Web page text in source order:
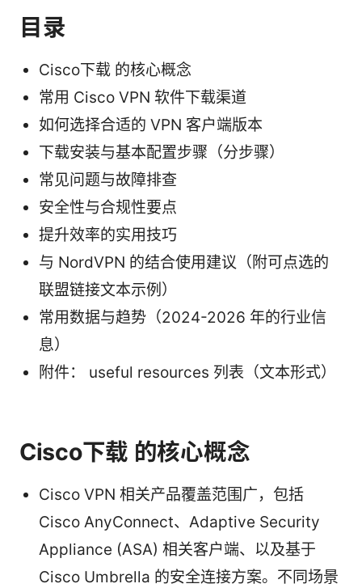
目录
Cisco下载 的核心概念
常用 Cisco VPN 软件下载渠道
如何选择合适的 VPN 客户端版本
下载安装与基本配置步骤（分步骤）
常见问题与故障排查
安全性与合规性要点
提升效率的实用技巧
与 NordVPN 的结合使用建议（附可点选的
联盟链接文本示例）
常用数据与趋势（2024-2026 年的行业信
息）
附件： useful resources 列表（文本形式）
Cisco下载 的核心概念
Cisco VPN 相关产品覆盖范围广，包括
Cisco AnyConnect、Adaptive Security
Appliance (ASA) 相关客户端、以及基于
Cisco Umbrella 的安全连接方案。不同场景